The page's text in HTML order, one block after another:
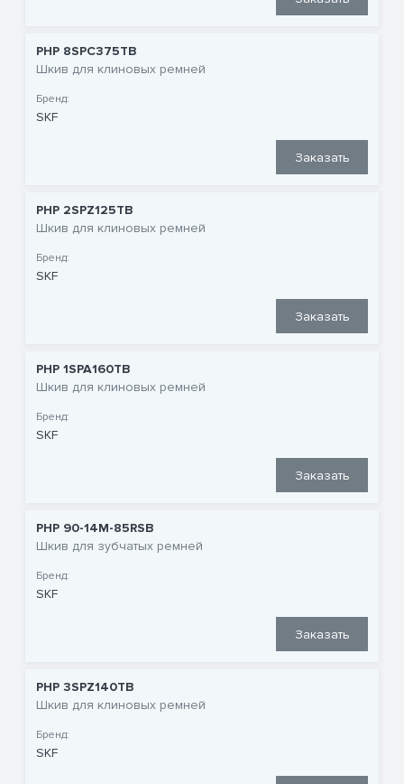
PHP 8SPC375TB
Шкив для клиновых ремней
Бренд:
SKF
Заказать
PHP 2SPZ125TB
Шкив для клиновых ремней
Бренд:
SKF
Заказать
PHP 1SPA160TB
Шкив для клиновых ремней
Бренд:
SKF
Заказать
PHP 90-14M-85RSB
Шкив для зубчатых ремней
Бренд:
SKF
Заказать
PHP 3SPZ140TB
Шкив для клиновых ремней
Бренд:
SKF